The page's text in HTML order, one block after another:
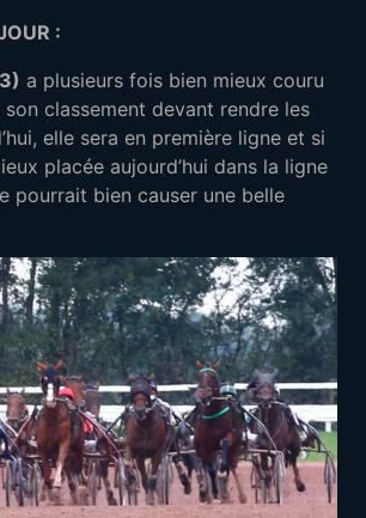
:
a plusieurs fois bien mieux couru
son classement devant rendre les
elle sera en première ligne et si
placée aujourd’hui dans la ligne
pourrait bien causer une belle